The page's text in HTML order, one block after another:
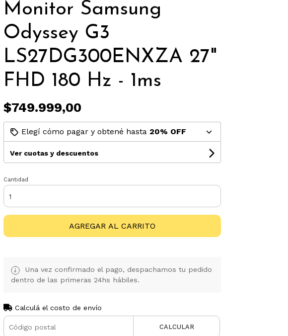
Monitor Samsung
Odyssey G3
LS27DG300ENXZA 27"
FHD 180 Hz - 1ms
$749.999,00
Elegí cómo pagar y obtené hasta 20% OFF
Ver cuotas y descuentos
Cantidad
AGREGAR AL CARRITO
Una vez confirmado el pago, despachamos tu pedido
dentro de las primeras 24hs hábiles.
Calculá el costo de envío
CALCULAR